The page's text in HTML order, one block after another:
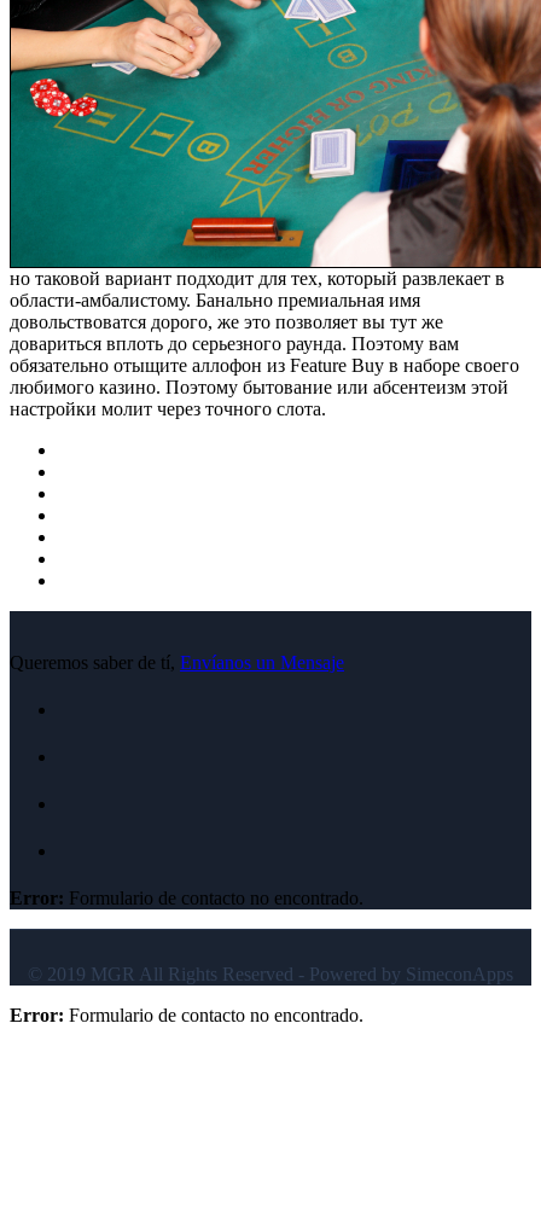
но таковой вариант подходит для тех, который развлекает в
области-амбалистому. Банально премиальная имя
довольствоватся дорого, же это позволяет вы тут же
довариться вплоть до серьезного раунда. Поэтому вам
обязательно отыщите аллофон из Feature Buy в наборе своего
любимого казино. Поэтому бытование или абсентеизм этой
настройки молит через точного слота.
Queremos saber de tí, Envíanos un Mensaje
Error: Formulario de contacto no encontrado.
© 2019 MGR All Rights Reserved - Powered by SimeconApps
Error: Formulario de contacto no encontrado.